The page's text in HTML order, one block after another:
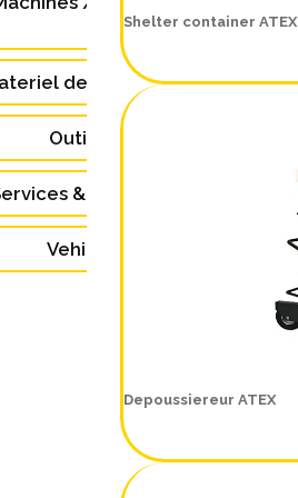
de Laboratoire (3)
Outillage (4)
& Formations (5)
Vehicules (9)
Shelter container ATEX
Depoussiereur ATEX